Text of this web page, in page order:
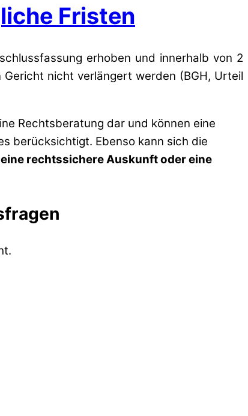
Fristen
erhoben und innerhalb von 2
nicht verlängert werden (BGH, Urteil
Rechtsberatung dar und können eine
berücksichtigt. Ebenso kann sich die
rechtssichere Auskunft oder eine